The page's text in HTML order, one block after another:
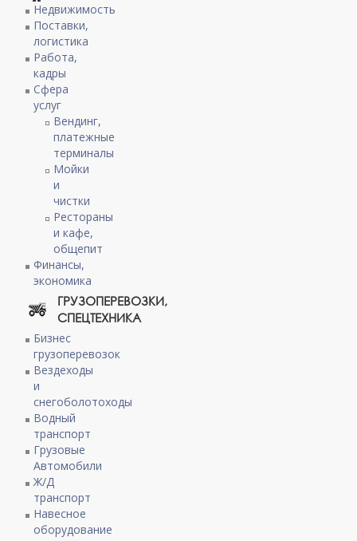
Недвижимость
Поставки,
логистика
Работа,
кадры
Сфера
услуг
Вендинг,
платежные
терминалы
Мойки
и
чистки
Рестораны
и кафе,
общепит
Финансы,
экономика
ГРУЗОПЕРЕВОЗКИ,
СПЕЦТЕХНИКА
Бизнес
грузоперевозок
Вездеходы
и
снегоболотоходы
Водный
транспорт
Грузовые
Автомобили
Ж/Д
транспорт
Навесное
оборудование